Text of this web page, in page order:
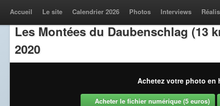
Accueil Le site Calendrier 2026 Photos Interviews
Les Montées du Daubenschlag (13
2020
Achetez votre photo en
Acheter le fichier numérique (5 euros)